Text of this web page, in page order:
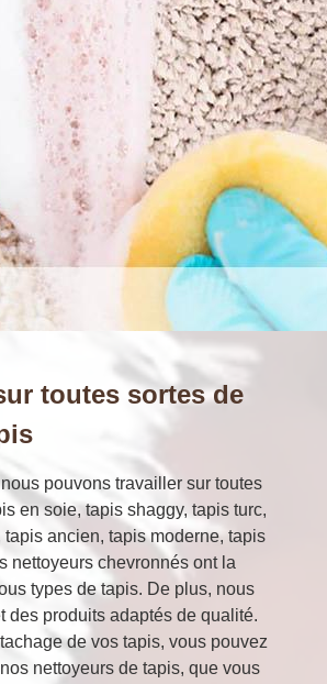
toutes sortes de
pouvons travailler sur toutes
en soie, tapis shaggy, tapis turc,
ancien, tapis moderne, tapis
nettoyeurs chevronnés ont la
types de tapis. De plus, nous
des produits adaptés de qualité.
de vos tapis, vous pouvez
nettoyeurs de tapis, que vous